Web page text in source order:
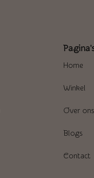
Home
Winkel
Over ons
Blogs
Contact